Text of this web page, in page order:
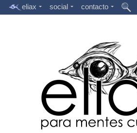
eliax social contacto